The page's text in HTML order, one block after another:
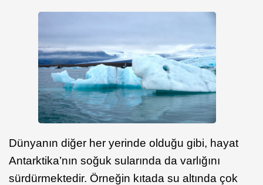
Dünyanın diğer her yerinde olduğu gibi, hayat
Antarktika’nın soğuk sularında da varlığını
sürdürmektedir. Örneğin kıtada su altında çok